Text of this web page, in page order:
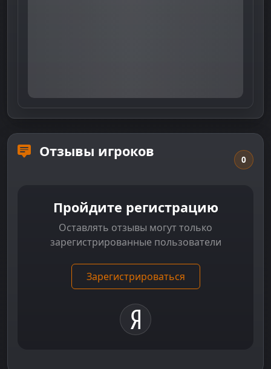
Отзывы игроков 0
Пройдите регистрацию
Оставлять отзывы могут только
зарегистрированные пользователи
Зарегистрироваться